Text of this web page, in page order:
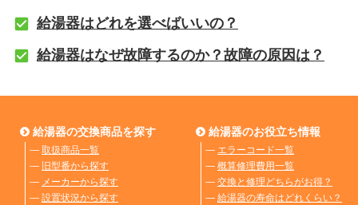
給湯器はどれを選べばいいの？
給湯器はなぜ故障するのか？故障の原因は？
給湯器の交換商品を探す
― 取扱商品一覧
― 旧型番から探す
― メーカーから探す
― 設置状況から探す
給湯器のお役立ち情報
― エラーコード一覧
― 概算修理費用一覧
― 交換と修理どちらがお得？
― 給湯器の寿命はどれくらい？